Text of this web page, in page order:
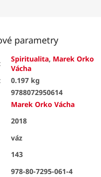
parametry
: Spiritualita, Marek Orko
Vácha
:
0.197 kg
9788072950614
Marek Orko Vácha
2018
váz
143
978-80-7295-061-4